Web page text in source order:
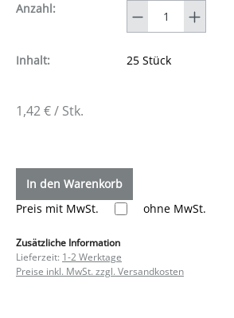
Anzahl:
Inhalt: 25 Stück
1,42 € / Stk.
In den Warenkorb
Preis mit MwSt.
ohne MwSt.
Zusätzliche Information
Lieferzeit: 1-2 Werktage
Preise inkl. MwSt. zzgl. Versandkosten